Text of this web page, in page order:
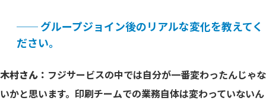
── グループジョイン後のリアルな変化を教えてく
ださい。
木村さん： フジサービスの中では自分が一番変わったんじゃな
いかと思います。印刷チームでの業務自体は変わっていないん